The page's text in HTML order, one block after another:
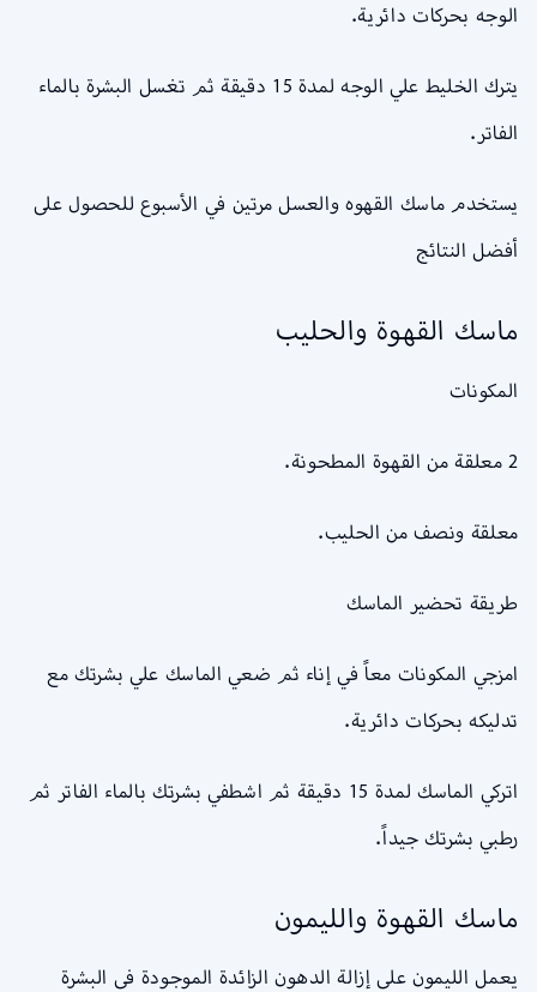
الوجه بحركات دائرية.
يترك الخليط علي الوجه لمدة 15 دقيقة ثم تغسل البشرة بالماء
الفاتر.
يستخدم ماسك القهوه والعسل مرتين في الأسبوع للحصول على
أفضل النتائج
ماسك القهوة والحليب
المكونات
2 معلقة من القهوة المطحونة.
معلقة ونصف من الحليب.
طريقة تحضير الماسك
امزجي المكونات معاً في إناء ثم ضعي الماسك علي بشرتك مع
تدليكه بحركات دائرية.
اتركي الماسك لمدة 15 دقيقة ثم اشطفي بشرتك بالماء الفاتر ثم
رطبي بشرتك جيداً.
ماسك القهوة والليمون
يعمل الليمون على إزالة الدهون الزائدة الموجودة فى البشرة